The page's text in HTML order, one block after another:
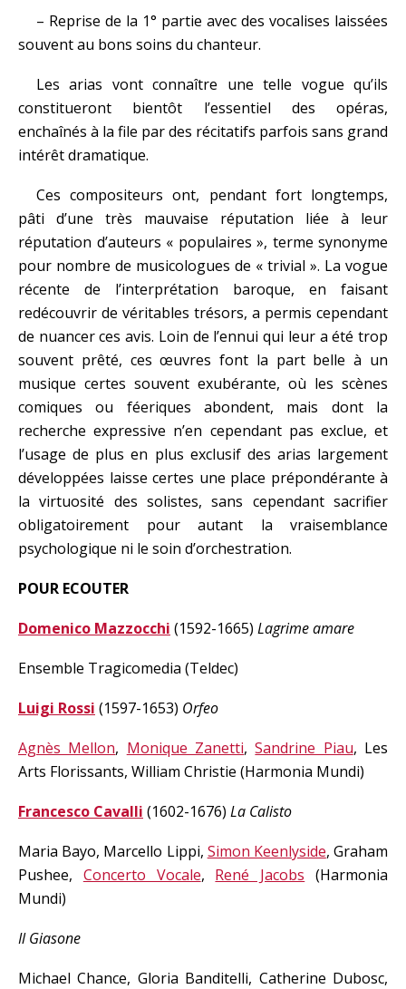
– Reprise de la 1° partie avec des vocalises laissées
souvent au bons soins du chanteur.
Les arias vont connaître une telle vogue qu’ils
constitueront bientôt l’essentiel des opéras,
enchaînés à la file par des récitatifs parfois sans grand
intérêt dramatique.
Ces compositeurs ont, pendant fort longtemps,
pâti d’une très mauvaise réputation liée à leur
réputation d’auteurs « populaires », terme synonyme
pour nombre de musicologues de « trivial ». La vogue
récente de l’interprétation baroque, en faisant
redécouvrir de véritables trésors, a permis cependant
de nuancer ces avis. Loin de l’ennui qui leur a été trop
souvent prêté, ces œuvres font la part belle à un
musique certes souvent exubérante, où les scènes
comiques ou féeriques abondent, mais dont la
recherche expressive n’en cependant pas exclue, et
l’usage de plus en plus exclusif des arias largement
développées laisse certes une place prépondérante à
la virtuosité des solistes, sans cependant sacrifier
obligatoirement pour autant la vraisemblance
psychologique ni le soin d’orchestration.
POUR ECOUTER
Domenico Mazzocchi (1592-1665) Lagrime amare
Ensemble Tragicomedia (Teldec)
Luigi Rossi (1597-1653) Orfeo
Agnès Mellon, Monique Zanetti,Sandrine Piau, Les
Arts Florissants, William Christie (Harmonia Mundi)
Francesco Cavalli (1602-1676) La Calisto
Maria Bayo, Marcello Lippi, Simon Keenlyside, Graham
Pushee, Concerto Vocale, René Jacobs (Harmonia
Mundi)
Il Giasone
Michael Chance, Gloria Banditelli, Catherine Dubosc,